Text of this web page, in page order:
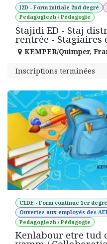
I2D - Form initiale 2nd degré
Pedagogiezh / Pédagogie
Stajidi ED - Staj
rentrée - Stagiaires
KEMPER/Quimper,
Inscriptions terminées
C1DE - Form continue 1er degré
Ouvertes aux employés des
Pedagogiezh / Pédagogie
Kenlabour etre tud